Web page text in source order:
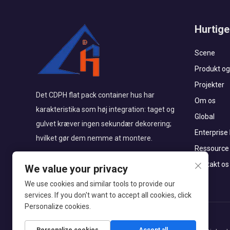
Det CDPH flat pack container hus har
karakteristika som høj integration: taget og
gulvet kræver ingen sekundær dekorering;
hvilket gør dem nemme at montere.
Scene
Produkt
Projekter
Om os
Global
Enterprise
Ressource
Kontakt os
We value your privacy
We use cookies and similar tools to provide our
services. If you don't want to accept all cookies, click
Personalize cookies.